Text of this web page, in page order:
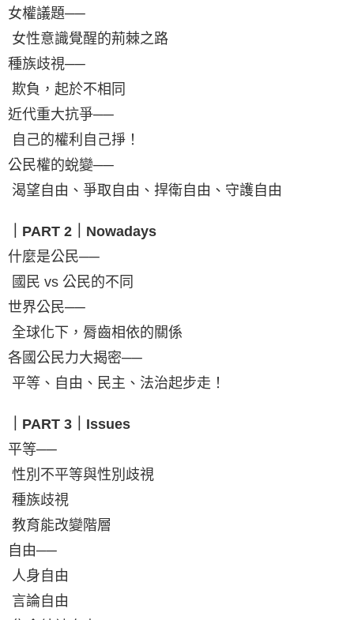
女權議題──
女性意識覺醒的荊棘之路
種族歧視──
欺負，起於不相同
近代重大抗爭──
自己的權利自己掙！
公民權的蛻變──
渴望自由、爭取自由、捍衛自由、守護自由
｜PART 2｜Nowadays
什麼是公民──
國民 vs 公民的不同
世界公民──
全球化下，脣齒相依的關係
各國公民力大揭密──
平等、自由、民主、法治起步走！
｜PART 3｜Issues
平等──
性別不平等與性別歧視
種族歧視
教育能改變階層
自由──
人身自由
言論自由